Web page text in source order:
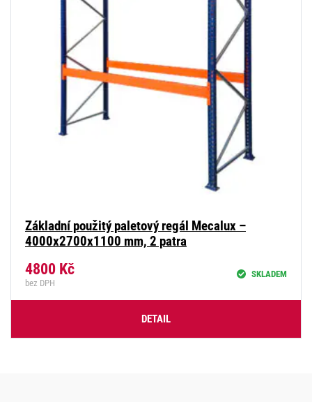
Základní použitý paletový regál Mecalux –
4000x2700x1100 mm, 2 patra
4800 Kč
bez DPH
SKLADEM
DETAIL